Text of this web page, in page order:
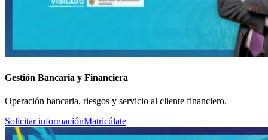
Gestión Bancaria y Financiera
Operación bancaria, riesgos y servicio al cliente financiero.
Solicitar informaciónMatricúlate